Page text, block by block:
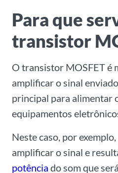
Para que
transistor
O transistor MOSFET é
amplificar o sinal
principal para alimentar
equipamentos
Neste caso, por
amplificar o sinal e
potência do som que